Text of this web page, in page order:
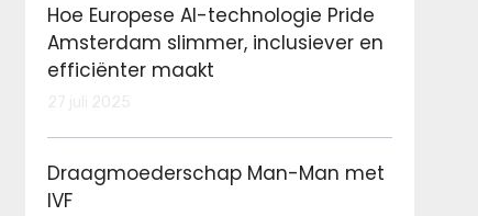
Hoe Europese AI-technologie Pride
Amsterdam slimmer, inclusiever en
efficiënter maakt
Draagmoederschap Man-Man met
IVF